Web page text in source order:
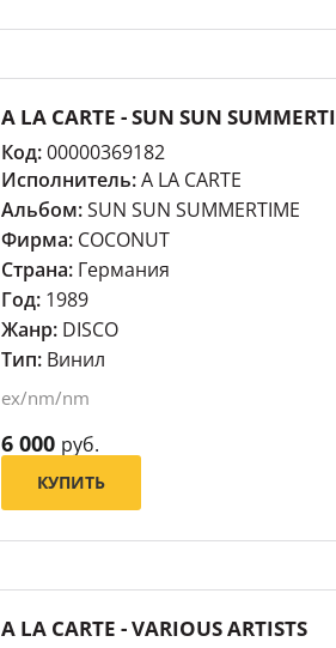
A LA CARTE - SUN SUN
Код:00000369182
Исполнитель:A LA CARTE
Альбом:SUN SUN SUMMERTIME
Фирма: COCONUT
Страна: Германия
Год: 1989
Жанр: DISCO
Тип: Винил
ex/nm/nm
6 000 руб.
КУПИТЬ
A LA CARTE - VARIOUS ARTISTS